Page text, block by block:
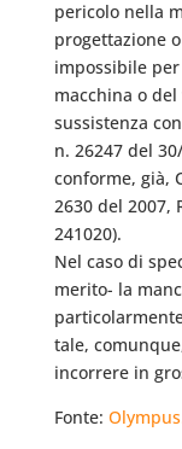
pericolo nella
progettazione
impossibile
macchina o
sussistenza
n. 26247 del
conforme, già,
2630 del 2007,
241020).
Nel caso di
merito- la
tale,
incorrere in
Fonte: